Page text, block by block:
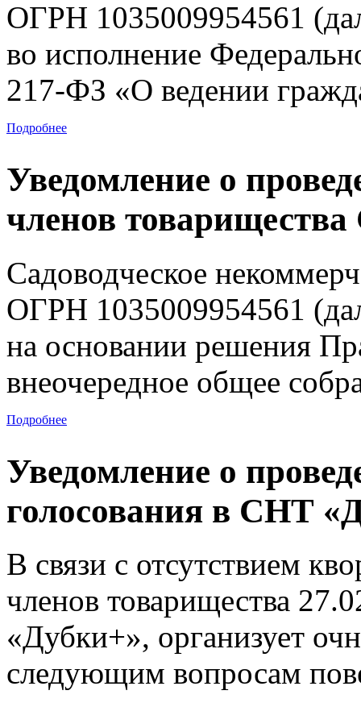
ОГРН 1035009954561
во исполнение
217-ФЗ «О ведении
Подробнее
Уведомление о
членов
Садоводческое
ОГРН 1035009954561
на основании решения
внеочередное общее
Подробнее
Уведомление о
голосования в СНТ
В связи с отсутствием
членов товарищества
«Дубки+», организует
следующим вопросам